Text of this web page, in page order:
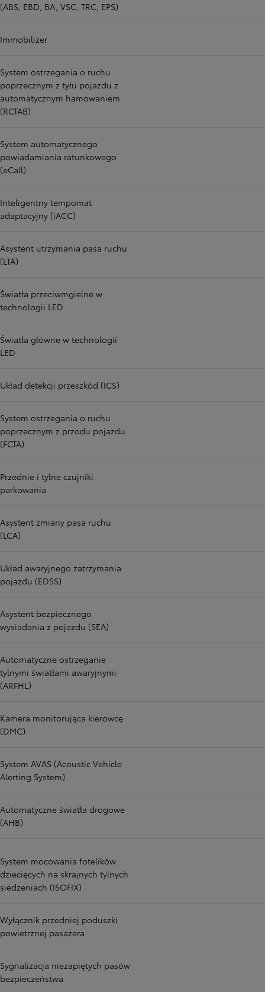
(ABS, EBD, BA, VSC, TRC, EPS)
Immobilizer
System ostrzegania o ruchu
poprzecznym z tyłu pojazdu z
automatycznym hamowaniem
(RCTAB)
System automatycznego
powiadamiania ratunkowego
(eCall)
Inteligentny tempomat
adaptacyjny (iACC)
Asystent utrzymania pasa ruchu
(LTA)
Światła przeciwmgielne w
technologii LED
Światła główne w technologii
LED
Układ detekcji przeszkód (ICS)
System ostrzegania o ruchu
poprzecznym z przodu pojazdu
(FCTA)
Przednie i tylne czujniki
parkowania
Asystent zmiany pasa ruchu
(LCA)
Układ awaryjnego zatrzymania
pojazdu (EDSS)
Asystent bezpiecznego
wysiadania z pojazdu (SEA)
Automatyczne ostrzeganie
tylnymi światłami awaryjnymi
(ARFHL)
Kamera monitorująca kierowcę
(DMC)
System AVAS (Acoustic Vehicle
Alerting System)
Automatyczne światła drogowe
(AHB)
System mocowania fotelików
dziecięcych na skrajnych tylnych
siedzeniach (ISOFIX)
Wyłącznik przedniej poduszki
powietrznej pasażera
Sygnalizacja niezapiętych pasów
bezpieczeństwa